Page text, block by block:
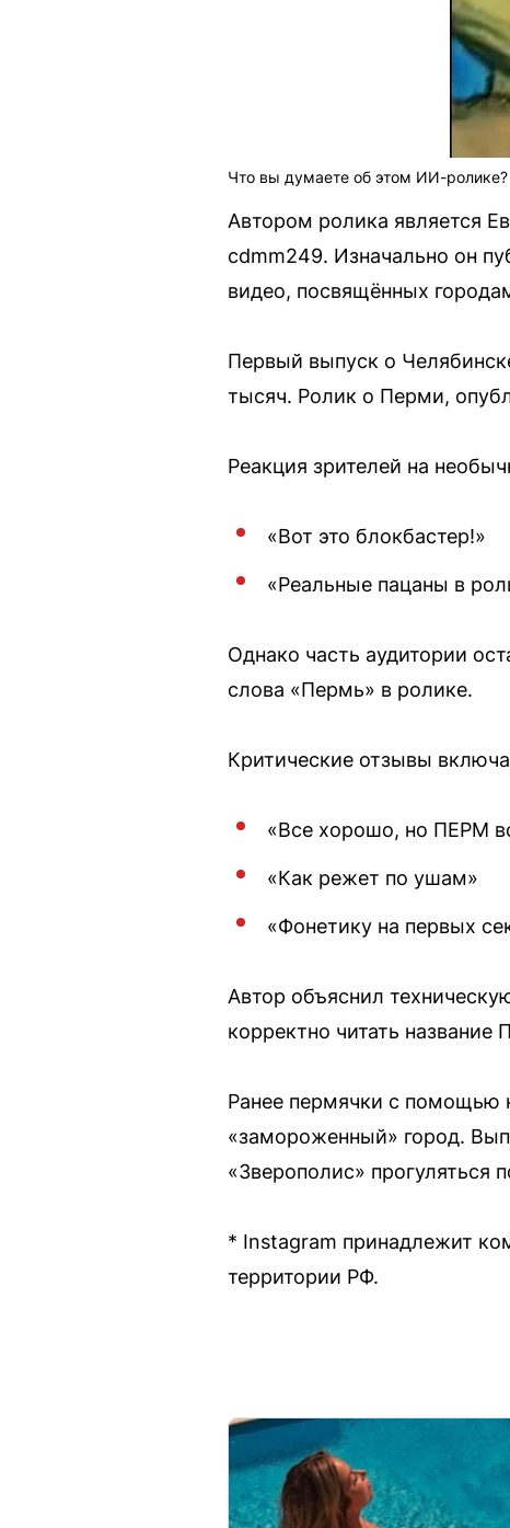
Что вы думаете об этом ИИ-ролике?
Автором ролика является
cdmm249. Изначально он
видео, посвящённых
Первый выпуск о
тысяч. Ролик о Перми,
Реакция зрителей на
«Вот это блокбастер!»
«Реальные пацаны в
Однако часть аудитории
слова «Пермь» в ролике.
Критические отзывы
«Все хорошо, но ПЕРМ
«Как режет по ушам»
«Фонетику на первых
Автор объяснил
корректно читать название
Ранее пермячки с помощью
«замороженный» город.
«Зверополис» прогуляться
* Instagram принадлежит
территории РФ.